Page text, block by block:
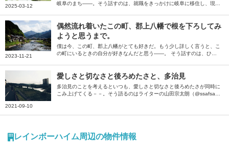
2025-03-12
岐阜のまち――。そう話すのは、就職をきっかけに岐阜に移住し、現在
て綴っていただきました。
2023-11-21
偶然流れ着いたこの町、郡上八幡で根を下ろしてみ
ようと思うまで。
僕は今、この町、郡上八幡がとても好きだ。もう少し詳しく言うと、こ
の町にいるときの自分が好きなんだと思う――。 そう話すのは、ひょ
いただきました。
2021-09-10
愛しさと切なさと後ろめたさと、多治見
多治見のことを考えるといつも、愛しさと切なさと後ろめたさが同時に
こみ上げてくる－－。そう語るのはライターの山田宗太朗（@ssafsa
レインボーハイム周辺の物件情報